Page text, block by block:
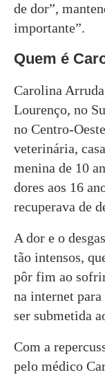
de dor”,
importante”.
Quem é
Carolina
Lourenço, no
no Centro-
veterinária,
menina de 10
dores aos 16
recuperava de
A dor e o
tão intensos,
pôr fim ao
na internet
ser submetida
Com a
pelo médico